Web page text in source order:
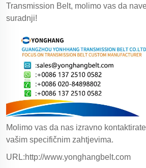
Transmission Belt, molimo vas da
suradnji!
Molimo vas da nas izravno
vašim specifičnim zahtjevima.
URL:http://www.yonghangbelt.com